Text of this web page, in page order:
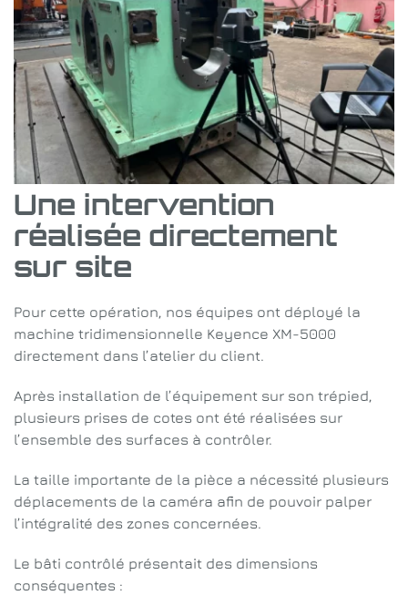
Une intervention
réalisée directement
sur site
Pour cette opération, nos équipes ont déployé la
machine tridimensionnelle Keyence XM-5000
directement dans l’atelier du client.
Après installation de l’équipement sur son trépied,
plusieurs prises de cotes ont été réalisées sur
l’ensemble des surfaces à contrôler.
La taille importante de la pièce a nécessité plusieurs
déplacements de la caméra afin de pouvoir palper
l’intégralité des zones concernées.
Le bâti contrôlé présentait des dimensions
conséquentes :